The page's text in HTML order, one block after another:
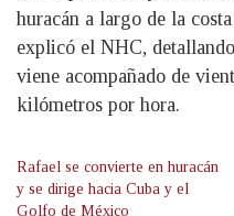
huracán a largo de la
explicó el NHC,
viene acompañado de
kilómetros por hora.
Rafael se convierte en huracán
y se dirige hacia Cuba y el
Golfo de México